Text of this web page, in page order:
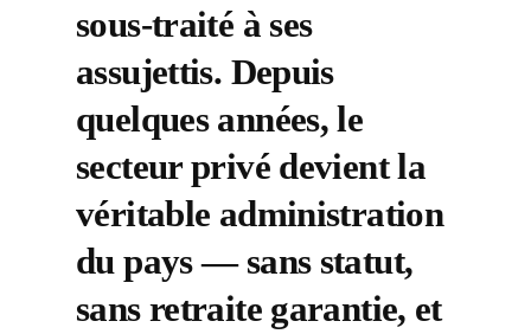
sous-traité à ses
assujettis. Depuis
quelques années, le
secteur privé devient la
véritable administration
du pays — sans statut,
sans retraite garantie, et